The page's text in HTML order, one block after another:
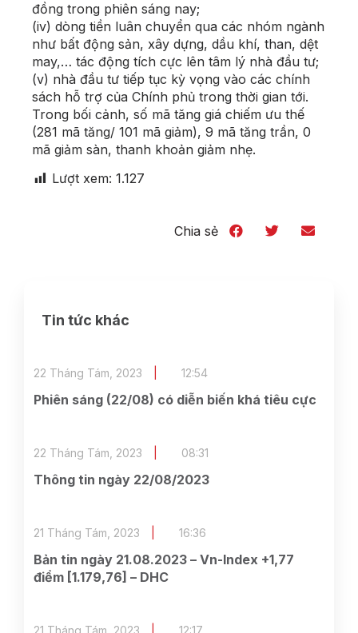
đồng trong phiên sáng nay;
(iv) dòng tiền luân chuyển qua các nhóm ngành
như bất động sản, xây dựng, dầu khí, than, dệt
may,… tác động tích cực lên tâm lý nhà đầu tư;
(v) nhà đầu tư tiếp tục kỳ vọng vào các chính
sách hỗ trợ của Chính phủ trong thời gian tới.
Trong bối cảnh, số mã tăng giá chiếm ưu thế
(281 mã tăng/ 101 mã giảm), 9 mã tăng trần, 0
mã giảm sàn, thanh khoản giảm nhẹ.
Lượt xem: 1.127
Chia sẻ
Tin tức khác
Phiên sáng (22/08) có diễn biến khá tiêu cực
22 Tháng Tám, 2023 12:54
Thông tin ngày 22/08/2023
22 Tháng Tám, 2023 08:31
Bản tin ngày 21.08.2023 – Vn-Index +1,77
điểm [1.179,76] – DHC
21 Tháng Tám, 2023 16:36
21 Tháng Tám, 2023 12:17